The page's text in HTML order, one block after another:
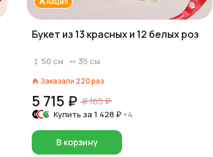
Букет из 13 красных и 12 белых роз
50 см 35 см
Заказали 220раз
5 715 ₽ 8 165 ₽
Купить за 1 428 ₽ ×4
В корзину